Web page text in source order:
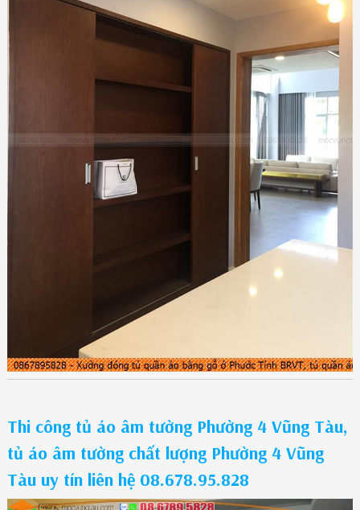
Thi công tủ áo âm tường Phường 4 Vũng Tàu,
tủ áo âm tường chất lượng Phường 4 Vũng
Tàu uy tín liên hệ 08.678.95.828